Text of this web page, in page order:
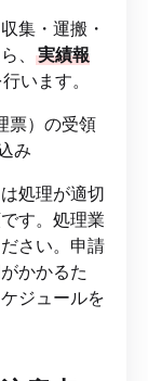
集・運搬・
、
実績報
います。
票）の受領
み
処理が適切
す。処理業
さい。申請
かかるた
ジュールを